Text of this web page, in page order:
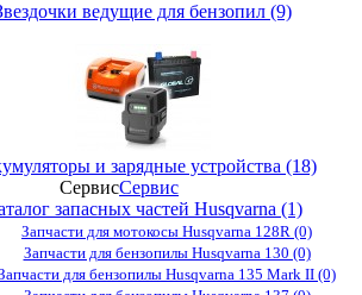
ведущие для бензопил (9)
и зарядные устройства (18)
СервисСервис
запасных частей Husqvarna (1)
Запчасти для мотокосы Husqvarna 128R (0)
Запчасти для бензопилы Husqvarna 130 (0)
для бензопилы Husqvarna 135 Mark II (0)